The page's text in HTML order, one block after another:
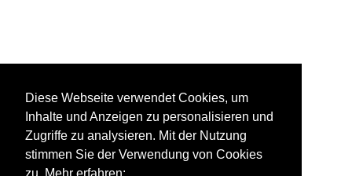
Diese Webseite verwendet Cookies, um
Inhalte und Anzeigen zu personalisieren und
Zugriffe zu analysieren. Mit der Nutzung
stimmen Sie der Verwendung von Cookies